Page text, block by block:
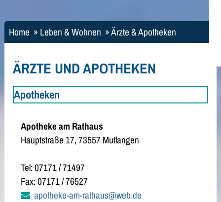
Home » Leben & Wohnen »Ärzte & Apotheken
ÄRZTE UND APOTHEKEN
Apotheken
Apotheke am Rathaus
Hauptstraße 17, 73557 Mutlangen
Tel: 07171 / 71497
Fax: 07171 / 76527
apotheke-am-rathaus@web.de